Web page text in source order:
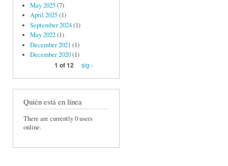
May 2025(7)
April 2025(1)
September 2024(1)
May 2022(1)
December 2021 (1)
December 2020(1)
1 of 12
sig ›
Quién está en línea
There are currently 0 users
online.